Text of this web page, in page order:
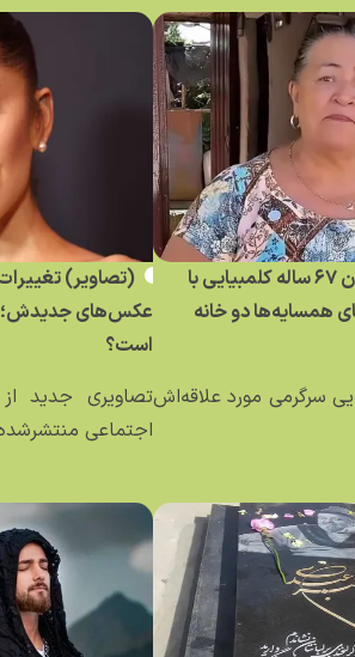
ملکه شایعه کلمبیا؛ زن ۶۷ ساله کلمبیایی با
همسایه‌ها دو خانه
سرگرمی مورد علاقه‌اش
(تصاویر)
عکس‌های جدیدش؛
است؟
تصاویری جدید از
اجتماعی